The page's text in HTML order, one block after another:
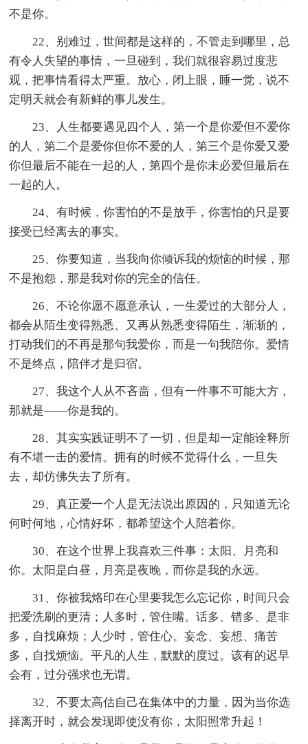
不是你。
22、别难过，世间都是这样的，不管走到哪里，总
有令人失望的事情，一旦碰到，我们就很容易过度悲
观，把事情看得太严重。放心，闭上眼，睡一觉，说不
定明天就会有新鲜的事儿发生。
23、人生都要遇见四个人，第一个是你爱但不爱你
的人，第二个是爱你但你不爱的人，第三个是你爱又爱
你但最后不能在一起的人，第四个是你未必爱但最后在
一起的人。
24、有时候，你害怕的不是放手，你害怕的只是要
接受已经离去的事实。
25、你要知道，当我向你倾诉我的烦恼的时候，那
不是抱怨，那是我对你的完全的信任。
26、不论你愿不愿意承认，一生爱过的大部分人，
都会从陌生变得熟悉、又再从熟悉变得陌生，渐渐的，
打动我们的不再是那句我爱你，而是一句我陪你。爱情
不是终点，陪伴才是归宿。
27、我这个人从不吝啬，但有一件事不可能大方，
那就是――你是我的。
28、其实实践证明不了一切，但是却一定能诠释所
有不堪一击的爱情。拥有的时候不觉得什么，一旦失
去，却仿佛失去了所有。
29、真正爱一个人是无法说出原因的，只知道无论
何时何地，心情好坏，都希望这个人陪着你。
30、在这个世界上我喜欢三件事：太阳、月亮和
你。太阳是白昼，月亮是夜晚，而你是我的永远。
31、你被我烙印在心里要我怎么忘记你，时间只会
把爱洗刷的更清；人多时，管住嘴。话多、错多、是非
多，自找麻烦；人少时，管住心。妄念、妄想、痛苦
多，自找烦恼。平凡的人生，默默的度过。该有的迟早
会有，过分强求也无谓。
32、不要太高估自己在集体中的力量，因为当你选
择离开时，就会发现即使没有你，太阳照常升起！